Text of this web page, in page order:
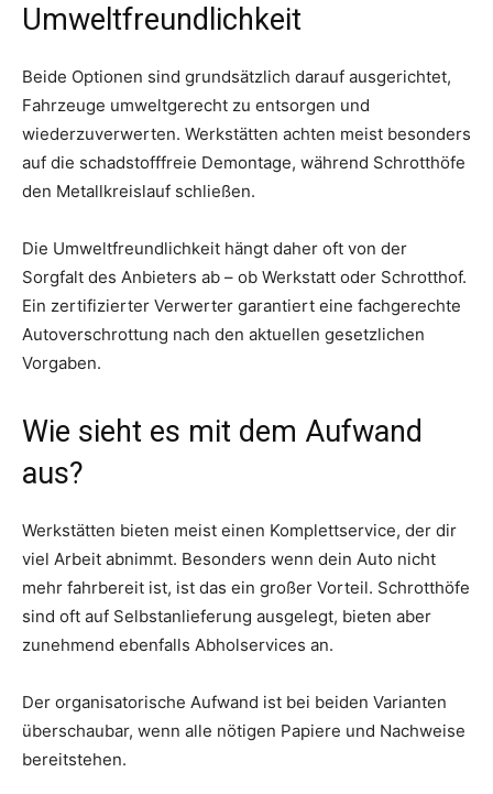
Umweltfreundlichkeit
Beide Optionen sind grundsätzlich darauf ausgerichtet,
Fahrzeuge umweltgerecht zu entsorgen und
wiederzuverwerten. Werkstätten achten meist besonders
auf die schadstofffreie Demontage, während Schrotthöfe
den Metallkreislauf schließen.
Die Umweltfreundlichkeit hängt daher oft von der
Sorgfalt des Anbieters ab – ob Werkstatt oder Schrotthof.
Ein zertifizierter Verwerter garantiert eine fachgerechte
Autoverschrottung nach den aktuellen gesetzlichen
Vorgaben.
Wie sieht es mit dem Aufwand
aus?
Werkstätten bieten meist einen Komplettservice, der dir
viel Arbeit abnimmt. Besonders wenn dein Auto nicht
mehr fahrbereit ist, ist das ein großer Vorteil. Schrotthöfe
sind oft auf Selbstanlieferung ausgelegt, bieten aber
zunehmend ebenfalls Abholservices an.
Der organisatorische Aufwand ist bei beiden Varianten
überschaubar, wenn alle nötigen Papiere und Nachweise
bereitstehen.